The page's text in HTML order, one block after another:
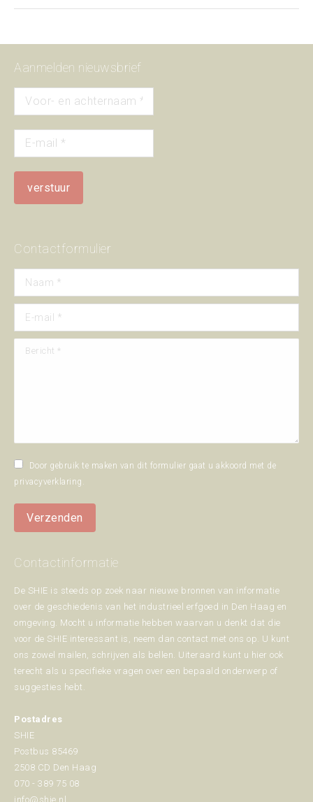
Aanmelden nieuwsbrief
Contactformulier
Naam *
E-mail *
Bericht *
Door gebruik te maken van dit formulier gaat u akkoord met de
privacyverklaring .
Verzenden
Contactinformatie
De SHIE is steeds op zoek naar nieuwe bronnen van informatie
over de geschiedenis van het industrieel erfgoed in Den Haag en
omgeving. Mocht u informatie hebben waarvan u denkt dat die
voor de SHIE interessant is, neem dan contact met ons op. U kunt
ons zowel mailen, schrijven als bellen. Uiteraard kunt u hier ook
terecht als u specifieke vragen over een bepaald onderwerp of
suggesties hebt.
Postadres
SHIE
Postbus 85469
2508 CD Den Haag
070 - 389 75 08
info@shie.nl